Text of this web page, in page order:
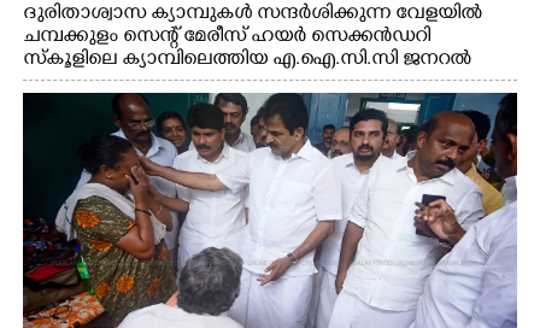
ദുരിതാശ്വാസ ക്യാമ്പുകൾ സന്ദർശിക്കുന്ന വേളയിൽ
ചമ്പക്കുളം സെന്റ് മേരീസ് ഹയർ സെക്കൻഡറി
സ്കൂളിലെ ക്യാമ്പിലെത്തിയ എ.ഐ.സി.സി ജനറൽ
സെക്രട്ടറി കെ.സി വേണുഗോപാൽ എം.പി കുരുന്നിനെ
എടുത്ത് ലാളിച്ചപ്പോൾ. സഹകരണ-എക്സൈസ്
വകുപ്പ് മന്ത്രി എം. ലിജു, കൃഷിവകുപ്പ് മന്ത്രി ടി. സിദ്ദിഖ്,
റെജി ചെറിയാൻ എം. എൽ. എ എന്നിവർ സമീപം